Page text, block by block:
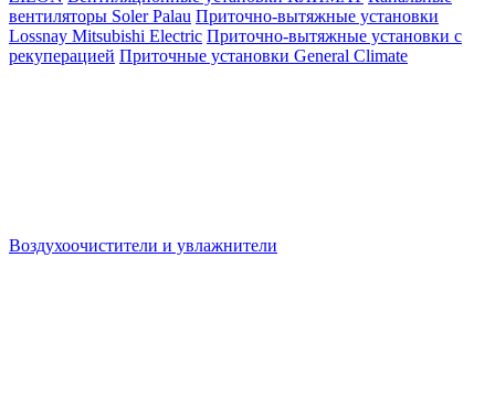
вентиляторы Soler Palau Приточно-вытяжные установки
Lossnay Mitsubishi Electric Приточно-вытяжные установки с
рекуперацией Приточные установки General Climate
Воздухоочистители и увлажнители